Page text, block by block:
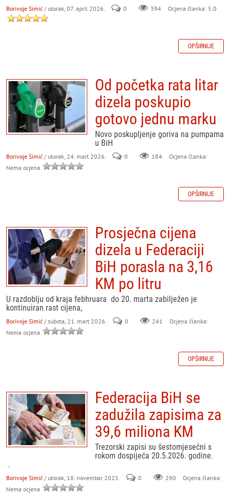
Borivoje Simić / utorak, 07. april 2026. 0 394 Ocjena članka: 5.0
OPŠIRNIJE
Od početka rata litar
dizela poskupio
gotovo jednu marku
Novo poskupljenje goriva na pumpama
u BiH
Borivoje Simić / utorak, 24. mart 2026. 0 184
Ocjena članka:
Nema ocjena
OPŠIRNIJE
Prosječna cijena
dizela u Federaciji
BiH porasla na 3,16
KM po litru
U razdoblju od kraja febhruara do 20. marta zabilježen je
kontinuiran rast cijena,
Borivoje Simić / subota, 21. mart 2026. 0 241
Ocjena članka:
Nema ocjena
OPŠIRNIJE
Federacija BiH se
zadužila zapisima za
39,6 miliona KM
Trezorski zapisi su šestomjesečni s
rokom dospijeća 20.5.2026. godine.
.
Borivoje Simić / utorak, 18. novembar 2025. 0 290
Ocjena članka:
Nema ocjena